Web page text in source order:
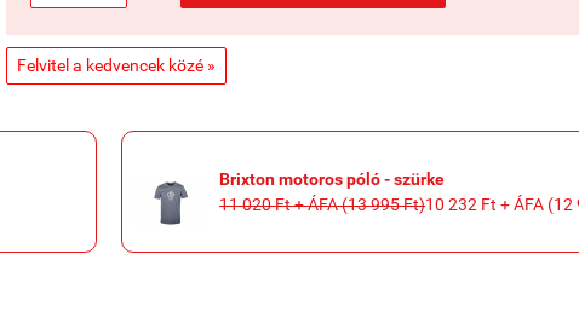
Felvitel a kedvencek közé »
Brixton motoros póló - szürke
11 020 Ft + ÁFA (13 995 Ft)10 232 Ft + ÁFA (12